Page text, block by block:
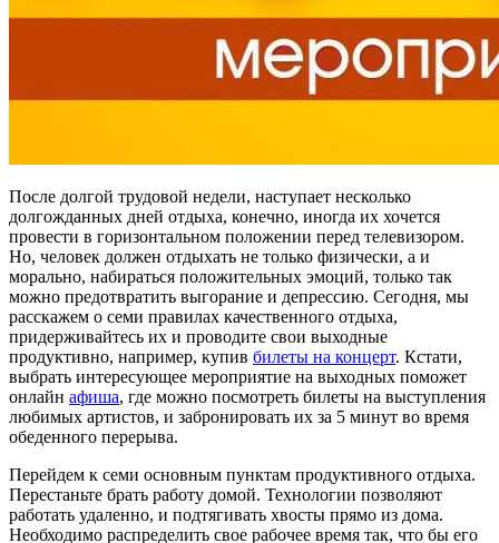
После долгой трудовой недели, наступает несколько
долгожданных дней отдыха, конечно, иногда их хочется
провести в горизонтальном положении перед телевизором.
Но, человек должен отдыхать не только физически, а и
морально, набираться положительных эмоций, только так
можно предотвратить выгорание и депрессию. Сегодня, мы
расскажем о семи правилах качественного отдыха,
придерживайтесь их и проводите свои выходные
продуктивно, например, купив билеты на концерт. Кстати,
выбрать интересующее мероприятие на выходных поможет
онлайн афиша, где можно посмотреть билеты на выступления
любимых артистов, и забронировать их за 5 минут во время
обеденного перерыва.
Перейдем к семи основным пунктам продуктивного отдыха.
Перестаньте брать работу домой. Технологии позволяют
работать удаленно, и подтягивать хвосты прямо из дома.
Необходимо распределить свое рабочее время так, что бы его